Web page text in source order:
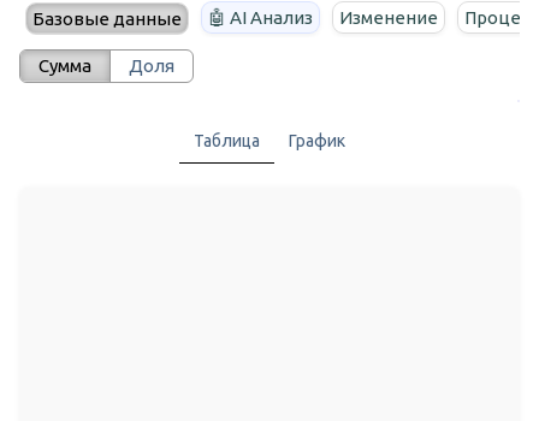
Базовые данные 🤖 AI Анализ Изменение
Сумма Доля
Таблица График